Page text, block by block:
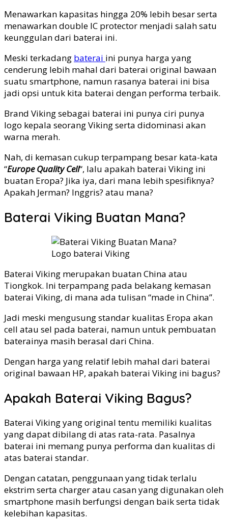
Menawarkan kapasitas hingga 20% lebih besar serta
menawarkan double IC protector menjadi salah satu
keunggulan dari baterai ini.
Meski terkadang baterai ini punya harga yang
cenderung lebih mahal dari baterai original bawaan
suatu smartphone, namun rasanya baterai ini bisa
jadi opsi untuk kita baterai dengan performa terbaik.
Brand Viking sebagai baterai ini punya ciri punya
logo kepala seorang Viking serta didominasi akan
warna merah.
Nah, di kemasan cukup terpampang besar kata-kata
“Europe Quality Cell“, lalu apakah baterai Viking ini
buatan Eropa? Jika iya, dari mana lebih spesifiknya?
Apakah Jerman? Inggris? atau mana?
Baterai Viking Buatan Mana?
Logo baterai Viking
Baterai Viking merupakan buatan China atau
Tiongkok. Ini terpampang pada belakang kemasan
baterai Viking, di mana ada tulisan “made in China”.
Jadi meski mengusung standar kualitas Eropa akan
cell atau sel pada baterai, namun untuk pembuatan
baterainya masih berasal dari China.
Dengan harga yang relatif lebih mahal dari baterai
original bawaan HP, apakah baterai Viking ini bagus?
Apakah Baterai Viking Bagus?
Baterai Viking yang original tentu memiliki kualitas
yang dapat dibilang di atas rata-rata. Pasalnya
baterai ini memang punya performa dan kualitas di
atas baterai standar.
Dengan catatan, penggunaan yang tidak terlalu
ekstrim serta charger atau casan yang digunakan oleh
smartphone masih berfungsi dengan baik serta tidak
kelebihan kapasitas.